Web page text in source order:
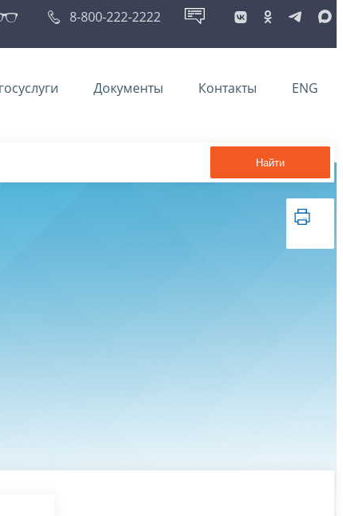
8-800-222-2222
Документы Контакты ENG
Найти